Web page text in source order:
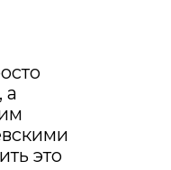
а
это